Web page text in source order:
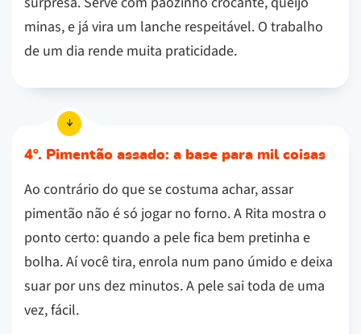
minas, e já vira um lanche respeitável. O trabalho
de um dia rende muita praticidade.
4º. Pimentão assado: a base para mil coisas
Ao contrário do que se costuma achar, assar
pimentão não é só jogar no forno. A Rita mostra o
ponto certo: quando a pele fica bem pretinha e
bolha. Aí você tira, enrola num pano úmido e deixa
suar por uns dez minutos. A pele sai toda de uma
vez, fácil.